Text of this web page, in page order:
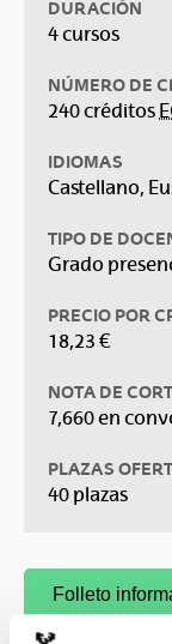
DURACIÓN
4 cursos
NÚMERO DE
240 créditos
IDIOMAS
Castellano,
TIPO DE
Grado
PRECIO POR
18,23 €
NOTA DE
7,660 en
PLAZAS
40 plazas
(Abre una
Folleto